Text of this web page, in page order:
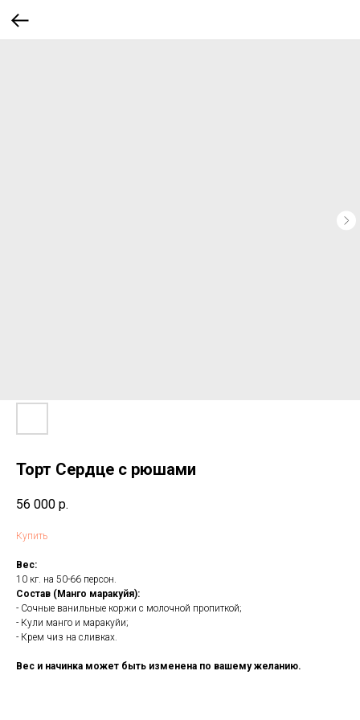
Торт Сердце с рюшами
56 000 р.
Купить
Вес:
10 кг. на 50-66 персон.
Состав (Манго маракуйя):
- Сочные ванильные коржи с молочной пропиткой;
- Кули манго и маракуйи;
- Крем чиз на сливках.
Вес и начинка может быть изменена по вашему желанию.